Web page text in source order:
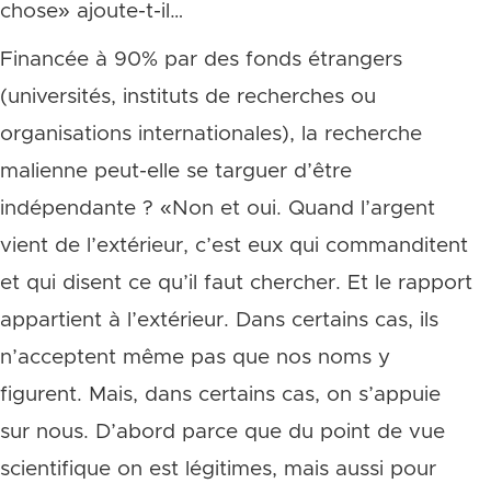
chose» ajoute-t-il…
Financée à 90% par des fonds étrangers
(universités, instituts de recherches ou
organisations internationales), la recherche
malienne peut-elle se targuer d’être
indépendante ? «Non et oui. Quand l’argent
vient de l’extérieur, c’est eux qui commanditent
et qui disent ce qu’il faut chercher. Et le rapport
appartient à l’extérieur. Dans certains cas, ils
n’acceptent même pas que nos noms y
figurent. Mais, dans certains cas, on s’appuie
sur nous. D’abord parce que du point de vue
scientifique on est légitimes, mais aussi pour